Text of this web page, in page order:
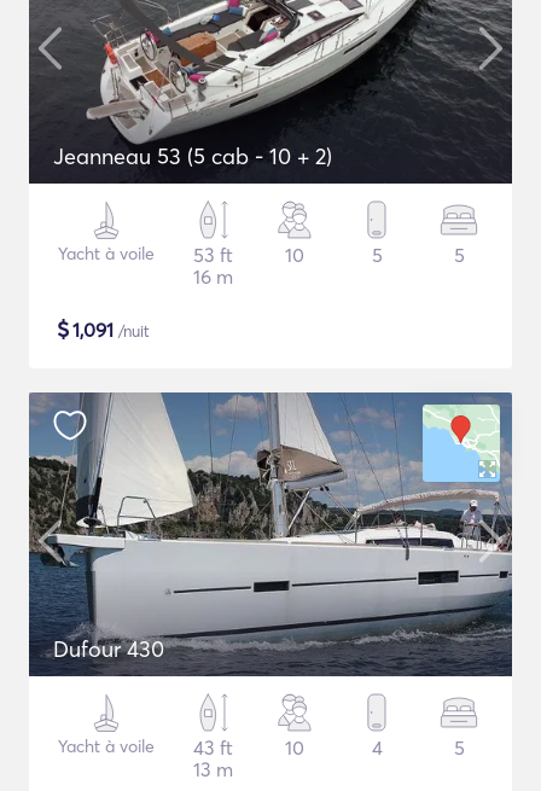
Jeanneau 53 (5 cab - 10 + 2)
Yacht à voile
53 ft
16 m
10 5 5
$1,091 /nuit
Dufour 430
Yacht à voile
43 ft
13 m
10 4 5